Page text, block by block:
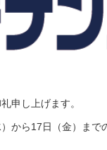
申し上げます。
から17日（金）ま